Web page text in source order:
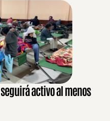
activo al menos